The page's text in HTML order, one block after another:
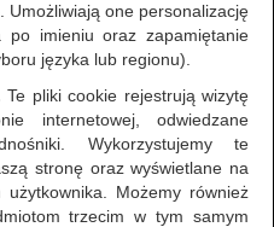
Umożliwiają one personalizację
po imieniu oraz zapamiętanie
języka lub regionu).
Te pliki cookie rejestrują wizytę
internetowej, odwiedzane
Wykorzystujemy te
stronę oraz wyświetlane na
Możemy również
trzecim w tym samym